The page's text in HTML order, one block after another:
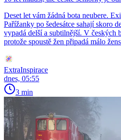
Deset let vám žádná bota neubere.
Pařížanky po šedesátce sahají skoro
vypadá delší a subtilnější. V českých
protože spoustě žen připadá málo
ExtraInspirace
dnes, 05:55
3 min